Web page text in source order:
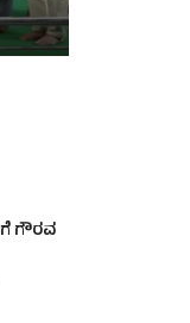
ಗೌರವ